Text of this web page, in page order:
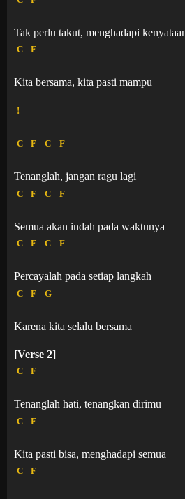
Tak perlu takut, menghadapi
C F
Kita bersama, kita pasti mampu
!
C F C F
Tenanglah, jangan ragu lagi
C F C F
Semua akan indah pada waktunya
C F C F
Percayalah pada setiap langkah
C F G
Karena kita selalu bersama
[Verse 2]
C F
Tenanglah hati, tenangkan dirimu
C F
Kita pasti bisa, menghadapi semua
C F